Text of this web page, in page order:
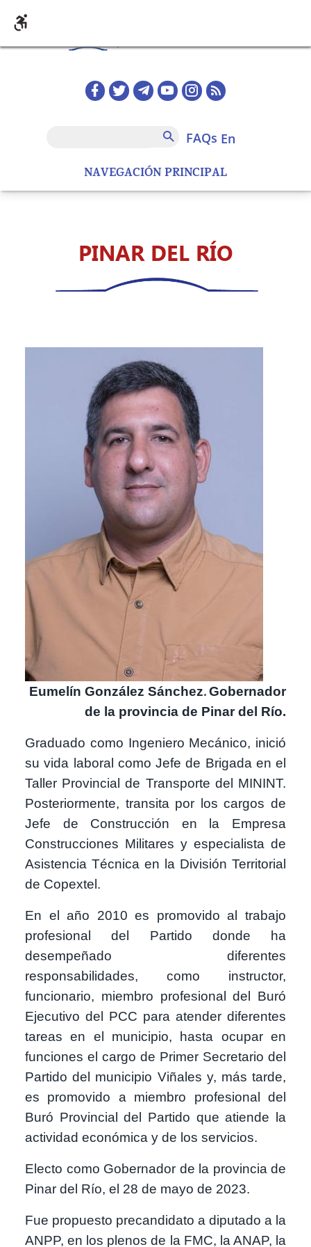
NAVEGACIÓN PRINCIPAL
Redes sociales home
FAQs
FAQs en
PINAR DEL RÍO
Eumelín González Sánchez.Gobernador
de la provincia de Pinar del Río.
Graduado como Ingeniero Mecánico, inició
su vida laboral como Jefe de Brigada en el
Taller Provincial de Transporte del MININT.
Posteriormente, transita por los cargos de
Jefe de Construcción en la Empresa
Construcciones Militares y especialista de
Asistencia Técnica en la División Territorial
de Copextel.
En el año 2010 es promovido al trabajo
profesional del Partido donde ha
desempeñado diferentes
responsabilidades, como instructor,
funcionario, miembro profesional del Buró
Ejecutivo del PCC para atender diferentes
tareas en el municipio, hasta ocupar en
funciones el cargo de Primer Secretario del
Partido del municipio Viñales y, más tarde,
es promovido a miembro profesional del
Buró Provincial del Partido que atiende la
actividad económica y de los servicios.
Electo como Gobernador de la provincia de
Pinar del Río, el 28 de mayo de 2023.
Fue propuesto precandidato a diputado a la
ANPP, en los plenos de la FMC, la ANAP, la